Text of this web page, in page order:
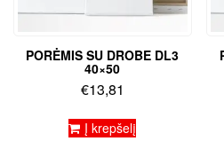
PORĖMIS SU DROBE DL3
40×50
€13,81
Į krepšelį